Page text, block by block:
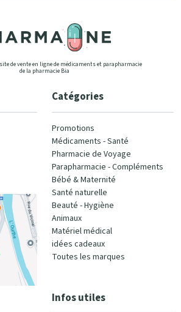
de vente en ligne de médicaments et parapharmacie
de la pharmacie Bia
Catégories
Promotions
Médicaments - Santé
Pharmacie de Voyage
Parapharmacie - Compléments
Bébé & Maternité
Santé naturelle
Beauté - Hygiène
Animaux
Matériel médical
idées cadeaux
Toutes les marques
Infos utiles